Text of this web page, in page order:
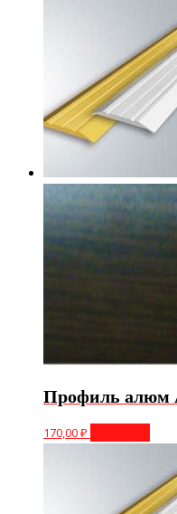
Профиль алюм
170,00₽